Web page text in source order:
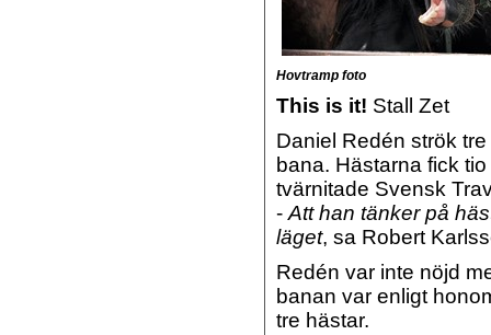
Hovtramp foto
This is it! Stall Zet
Daniel Redén strök
bana. Hästarna fick
tvärnitade Svensk
- Att han tänker på
läget, sa Robert
Redén var inte nöjd
banan var enligt
tre hästar.